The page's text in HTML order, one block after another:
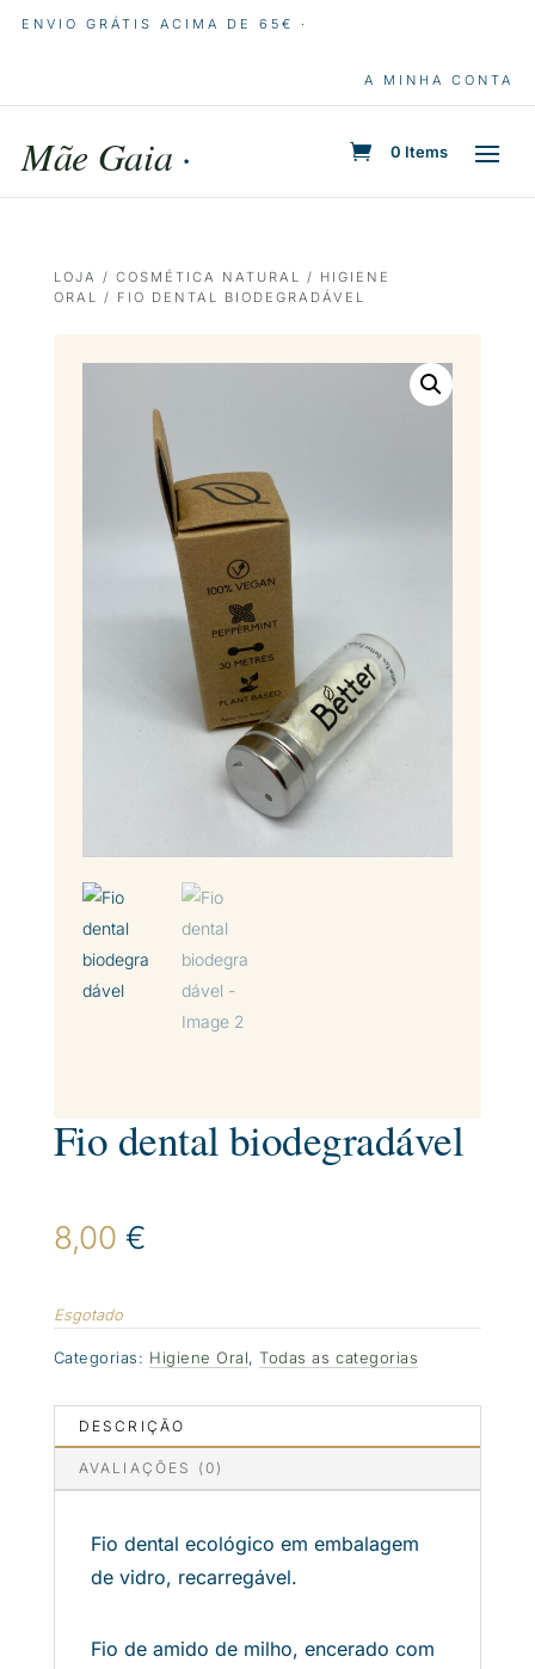
ENVIO GRÁTIS ACIMA DE 65€ ·
A MINHA CONTA
Mãe Gaia · 0 Items
LOJA / COSMÉTICA NATURAL / HIGIENE
ORAL / FIO DENTAL BIODEGRADÁVEL
Fio dental biodegradável
8,00 €
Esgotado
Categorias: Higiene Oral,Todas as categorias
DESCRIÇÃO
AVALIAÇÕES (0)
Fio dental ecológico em embalagem
de vidro, recarregável.
Fio de amido de milho, encerado com